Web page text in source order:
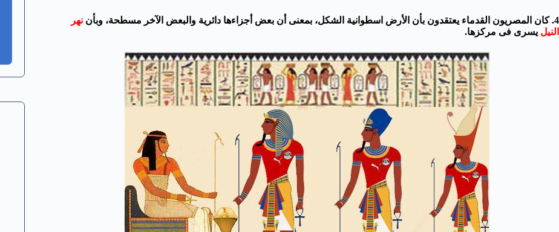
4. كان المصريون القدماء يعتقدون بأن الأرض اسطوانية الشكل، بمعنى أن بعض أجزاءها دائرية والبعض الآخر مسطحة، وبأن
نهر
النيل يسرى فى مركزها.